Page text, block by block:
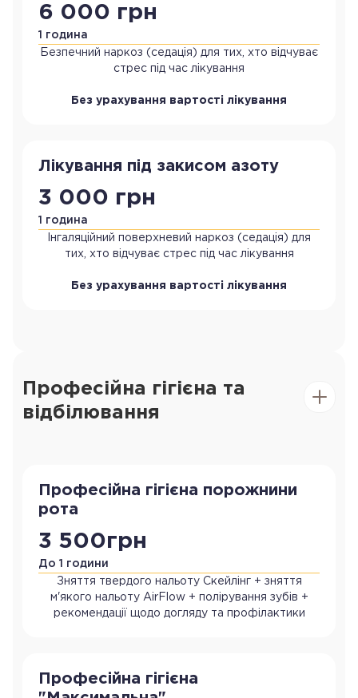
6 000 грн
1 година
Безпечний наркоз (седація) для тих, хто відчуває
стрес під час лікування
Без урахування вартості лікування
Лікування під закисом азоту
3 000 грн
1 година
Інгаляційний поверхневий наркоз (седація) для
тих, хто відчуває стрес під час лікування
Без урахування вартості лікування
Професійна гігієна та
відбілювання
Професійна гігієна порожнини
рота
3 500грн
До 1 години
Зняття твердого нальоту Скейлінг + зняття
м'якого нальоту AirFlow + полірування зубів +
рекомендації щодо догляду та профілактики
Професійна гігієна